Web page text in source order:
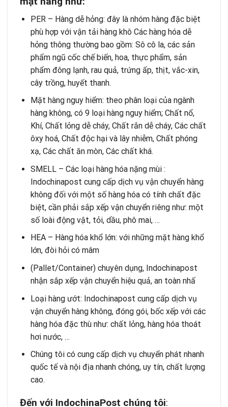
PER – Hàng dễ hỏng: đây là nhóm hàng đặc biệt
phù hợp với vận tải hàng khô Các hàng hóa dễ
hỏng thông thường bao gồm: Sô cô la, các sản
phẩm ngũ cốc chế biến, hoa, thực phẩm, sản
phẩm đông lạnh, rau quả, trứng ấp, thịt, vắc-xin,
cây trồng, huyết thanh.
Mặt hàng nguy hiểm: theo phân loại của ngành
hàng không, có 9 loại hàng nguy hiểm; Chất nổ,
Khí, Chất lỏng dễ cháy, Chất rắn dễ cháy, Các chất
ôxy hoá, Chất độc hại và lây nhiễm, Chất phóng
xạ, Các chất ăn mòn, Các chất khá.
SMELL – Các loại hàng hóa nặng mùi :
Indochinapost cung cấp dịch vụ vận chuyển hàng
không đối với một số hàng hóa có tính chất đặc
biệt, cần phải sắp xếp vận chuyển riêng như: một
số loài động vật, tỏi, dầu, phô mai, …
HEA – Hàng hóa khổ lớn: với những mặt hàng khổ
lớn, đòi hỏi có mâm
(Pallet/Container) chuyên dụng, Indochinapost
nhận sắp xếp vận chuyển hiệu quả, an toàn nhấ
Loại hàng ướt: Indochinapost cung cấp dịch vụ
vận chuyển hàng không, đóng gói, bốc xếp với các
hàng hóa đặc thù như: chất lỏng, hàng hóa thoát
hơi nước, …
Chúng tôi có cung cấp dịch vụ chuyển phát nhanh
quốc tế và nội địa nhanh chóng, uy tín, chất lượng
cao.
Đến với IndochinaPost chúng tôi: